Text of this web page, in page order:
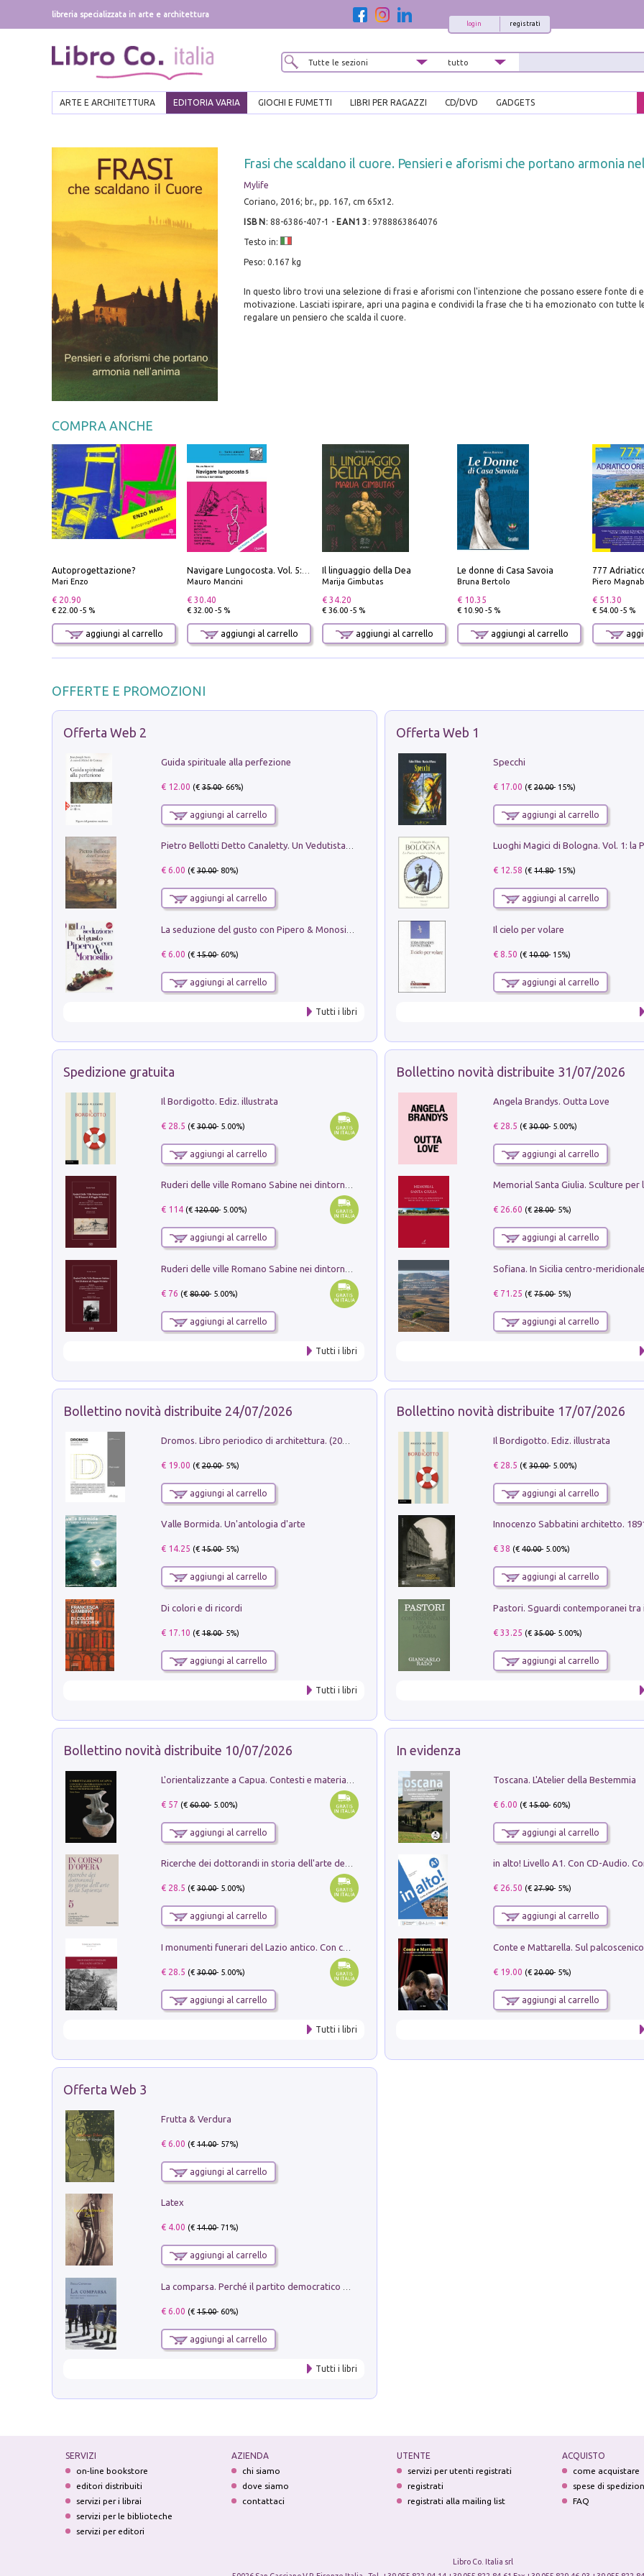
libreria specializzata in arte e architettura
registrati
login
ARTE E ARCHITETTURA EDITORIA VARIA GIOCHI E FUMETTI LIBRI PER RAGAZZI CD/DVD GADGETS
Frasi che scaldano il cuore. Pensieri e aforismi che portano armonia
Mylife
Coriano, 2016; br., pp. 167, cm 65x12.
ISBN : 88-6386-407-1 - EAN13 : 9788863864076
Testo in:
Peso: 0.167 kg
In questo libro trovi una selezione di frasi e aforismi con l'intenzione che possano essere fonte di
motivazione. Lasciati ispirare, apri una pagina e condividi la frase che ti ha emozionato con tutte
regalare un pensiero che scalda il cuore.
COMPRA ANCHE
Autoprogettazione?
Mari Enzo
€ 20.90
€ 22.00 -5 %
aggiungi al carrello
Navigare Lungocosta. Vol. 5: Corsica e Sardegna
Mauro Mancini
€ 30.40
€ 32.00 -5 %
aggiungi al carrello
Il linguaggio della Dea
Marija Gimbutas
€ 34.20
€ 36.00 -5 %
aggiungi al carrello
Le donne di Casa Savoia
Bruna Bertolo
€ 10.35
€ 10.90 -5 %
aggiungi al carrello
Piero Magnabosco;
€ 51.30
€ 54.00 -5 %
OFFERTE E PROMOZIONI
Offerta Web 2
Guida spirituale alla perfezione
€ 12.00 (€35.00- 66%)
aggiungi al carrello
Pietro Bellotti Detto Canaletty. Un Vedutista Veneziano nella Francia dell'Ancien Régime
€ 6.00 (€30.00- 80%)
aggiungi al carrello
€ 6.00 (€15.00- 60%)
aggiungi al carrello
Tutti i libri
Offerta Web 1
Specchi
€ 17.00 (€20.00- 15%)
aggiungi al carrello
€ 12.58 (€14.80- 15%)
aggiungi al carrello
Il cielo per volare
€ 8.50 (€10.00- 15%)
aggiungi al carrello
Spedizione gratuita
Il Bordigotto. Ediz. illustrata
€ 28.5 (€30.00- 5.00%)
aggiungi al carrello
Ruderi delle ville Romano Sabine nei dintorni di Poggio Mirteto. Illustrati dal dott.re prof.re cav.re Ercole Nardi regio ispettore degli scavi e monumenti. Anno 1885. Tavole e studio. Con 25 tavole fuori testo in cartella editoriale
€ 114(€120.00- 5.00%)
aggiungi al carrello
€ 76 (€80.00- 5.00%)
aggiungi al carrello
Tutti i libri
Bollettino novità distribuite 31/07/2026
Angela Brandys. Outta Love
€ 28.5 (€30.00- 5.00%)
aggiungi al carrello
€ 26.60 (€28.00- 5%)
aggiungi al carrello
€ 71.25 (€75.00- 5%)
aggiungi al carrello
Bollettino novità distribuite 24/07/2026
Dromos. Libro periodico di architettura. (2026). Vol. 15: Post-model
€ 19.00 (€20.00- 5%)
aggiungi al carrello
Valle Bormida. Un'antologia d'arte
€ 14.25 (€15.00- 5%)
aggiungi al carrello
Di colori e di ricordi
€ 17.10 (€18.00- 5%)
aggiungi al carrello
Tutti i libri
Bollettino novità distribuite 17/07/2026
Il Bordigotto. Ediz. illustrata
€ 28.5 (€30.00- 5.00%)
aggiungi al carrello
Innocenzo Sabbatini architetto.
€ 38 (€40.00- 5.00%)
aggiungi al carrello
€ 33.25 (€35.00- 5.00%)
aggiungi al carrello
Bollettino novità distribuite 10/07/2026
€ 57 (€60.00- 5.00%)
aggiungi al carrello
Ricerche dei dottorandi in storia dell'arte della Sapienza
€ 28.5 (€30.00- 5.00%)
aggiungi al carrello
I monumenti funerari del Lazio antico. Con cartella con tavole
€ 28.5 (€30.00- 5.00%)
aggiungi al carrello
Tutti i libri
In evidenza
Toscana. L'Atelier della Bestemmia
€ 6.00 (€15.00- 60%)
aggiungi al carrello
€ 26.50 (€27.90- 5%)
aggiungi al carrello
€ 19.00 (€20.00- 5%)
aggiungi al carrello
Offerta Web 3
Frutta & Verdura
€ 6.00 (€14.00- 57%)
aggiungi al carrello
Latex
€ 4.00 (€14.00- 71%)
aggiungi al carrello
€ 6.00 (€15.00- 60%)
aggiungi al carrello
Tutti i libri
SERVIZI
on-line bookstore
editori distribuiti
servizi per i librai
servizi per le biblioteche
servizi per editori
AZIENDA
chi siamo
dove siamo
contattaci
UTENTE
servizi per utenti registrati
registrati
registrati alla mailing list
ACQUISTO
come acquistare
spese di
FAQ
Libro Co. Italia srl